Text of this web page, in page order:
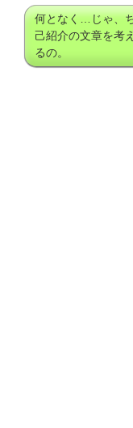
何となく…じゃ、
己紹介の文章を考
るの。